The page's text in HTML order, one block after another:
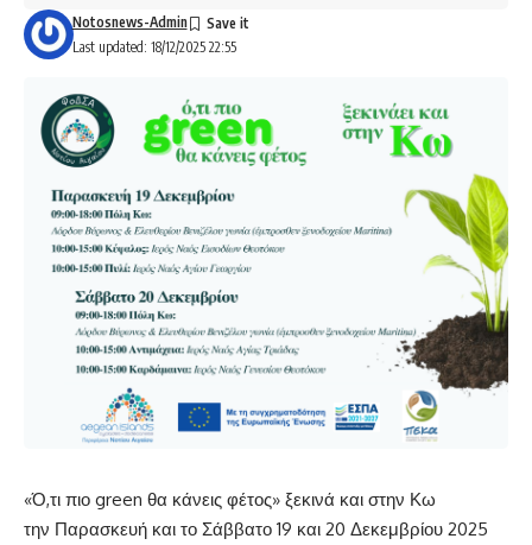
Last updated: 18/12/2025 22:55
Notosnews-Admin
«Ό,τι πιο green θα κάνεις φέτος» ξεκινά και στην Κω
την Παρασκευή και το Σάββατο 19 και 20 Δεκεμβρίου 2025